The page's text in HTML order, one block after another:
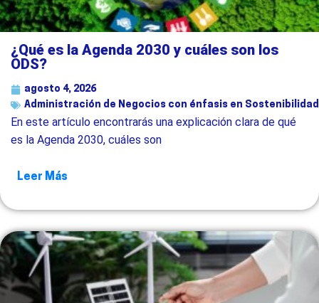
¿Qué es la Agenda 2030 y cuáles son los
ODS?
agosto 4, 2026
Administración de Negocios con énfasis en Sostenibilidad
En este artículo encontrarás una explicación clara de qué
es la Agenda 2030, cuáles son
Leer Más